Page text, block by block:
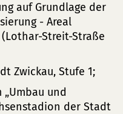
auf Grundlage der
- Areal
Streit-Straße
Zwickau, Stufe 1;
und
der Stadt